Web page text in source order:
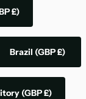
£)
Brazil (GBP £)
(GBP £)